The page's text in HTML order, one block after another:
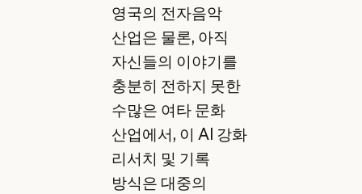
영국의 전자음악
산업은 물론, 아직
자신들의 이야기를
충분히 전하지 못한
수많은 여타 문화
산업에서, 이 AI 강화
리서치 및 기록
방식은 대중의